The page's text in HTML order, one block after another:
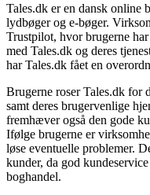
Tales.dk er en dansk online
lydbøger og e-bøger.
Trustpilot, hvor brugerne
med Tales.dk og deres
har Tales.dk fået en
Brugerne roser Tales.dk for
samt deres brugervenlige
fremhæver også den gode
Ifølge brugerne er
løse eventuelle problemer.
kunder, da god
boghandel.